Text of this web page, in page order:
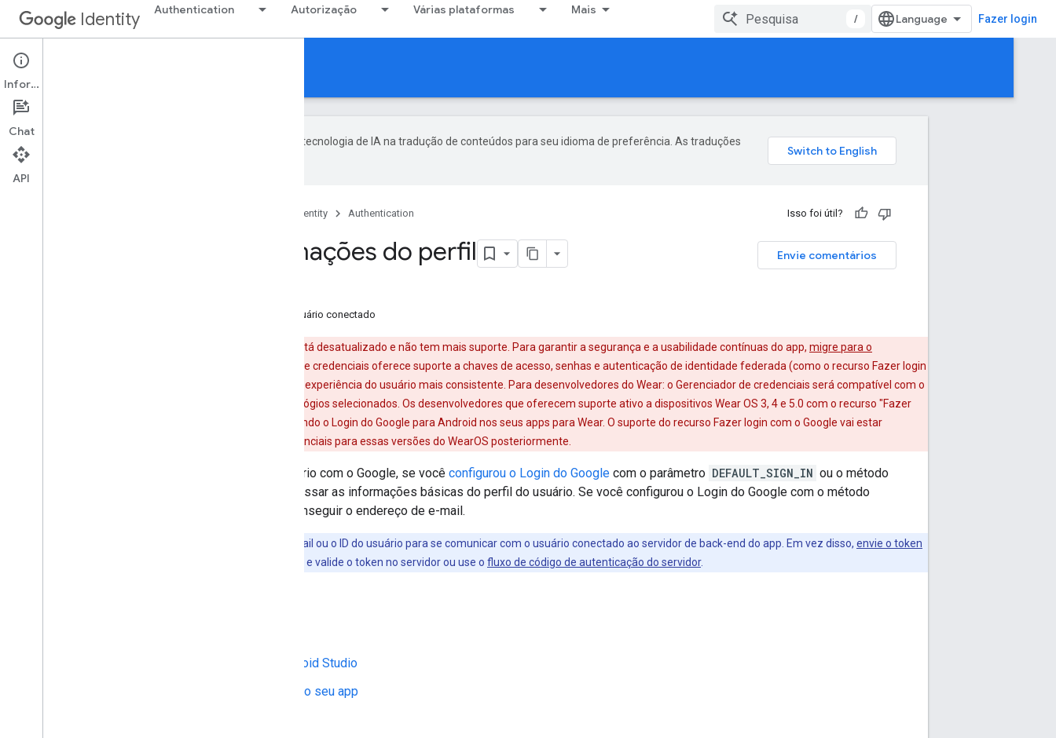
Identity Authentication Autorização Várias plataformas Mais
/ Fazer login
Authentication
O Google usa tecnologia de IA na tradução de conteúdos para seu idioma de preferência. As traduções
Google Identity Authentication Isso foi útil?
Envie comentários
Como ver informações do perfil
Extrair informações de perfil de um usuário conectado
:o Login do Google para Android está desatualizado e não tem mais suporte. Para garantir a segurança e a usabilidade contínuas do app, migre para o
. O Gerenciador de credenciais oferece suporte a chaves de acesso, senhas e autenticação de identidade federada (como o recurso Fazer login
com o Google), segurança mais forte e uma experiência do usuário mais consistente. Para desenvolvedores do Wear: o Gerenciador de credenciais será compatível com o
Wear OS 5.1 e versões mais recentes em relógios selecionados. Os desenvolvedores que oferecem suporte ativo a dispositivos Wear OS 3, 4 e 5.0 com o recurso "Fazer
login com o Google" precisam continuar usando o Login do Google para Android nos seus apps para Wear. O suporte do recurso Fazer login com o Google vai estar
disponível nas APIs do Gerenciador de credenciais para essas versões do WearOS posteriormente.
Depois de fazer login de um usuário com o Google, se você configurou o Login do Google com o parâmetro DEFAULT_SIGN_IN ou o método
, é possível acessar as informações básicas do perfil do usuário. Se você configurou o Login do Google com o método
, também pode conseguir o endereço de e-mail.
não use o endereço de e-mail ou o ID do usuário para se comunicar com o usuário conectado ao servidor de back-end do app. Em vez disso, envie o token
e valide o token no servidor ou use o fluxo de código de autenticação do servidor.
Configurar o projeto do Android Studio
Integrar o Login do Google no seu app
Informações
Chat
API